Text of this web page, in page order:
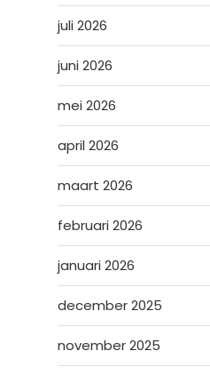
juli 2026
juni 2026
mei 2026
april 2026
maart 2026
februari 2026
januari 2026
december 2025
november 2025